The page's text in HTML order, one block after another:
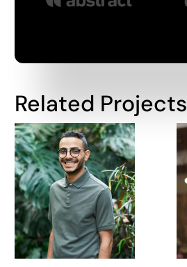
Related Projects